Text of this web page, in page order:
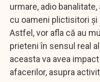
urmare, adio
cu oameni plictisitori
Astfel, vor afla că au
prieteni în sensul real
aceasta va avea
afacerilor, asupra